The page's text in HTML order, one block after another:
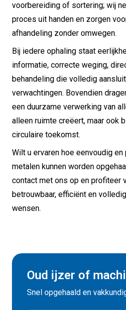
voorbereiding of sortering; wij
proces uit handen en zorgen
afhandeling zonder omwegen.
Bij iedere ophaling staat
informatie, correcte weging,
behandeling die volledig
verwachtingen. Bovendien
een duurzame verwerking van
alleen ruimte creëert, maar ook
circulaire toekomst.
Wilt u ervaren hoe eenvoudig
metalen kunnen worden
contact met ons op en profiteer
betrouwbaar, efficiënt en
wensen.
Oud ijzer of
Snel opgehaald en